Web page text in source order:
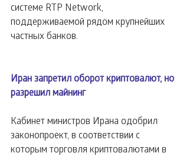
системе RTP Network,
поддерживаемой рядом крупнейших
частных банков.
Иран запретил оборот криптовалют, но
разрешил майнинг
Кабинет министров Ирана одобрил
законопроект, в соответствии с
которым торговля криптовалютами в